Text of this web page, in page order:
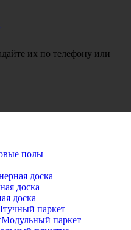
их по телефону или
полы
доска
доска
доска
паркет
Модульный паркет